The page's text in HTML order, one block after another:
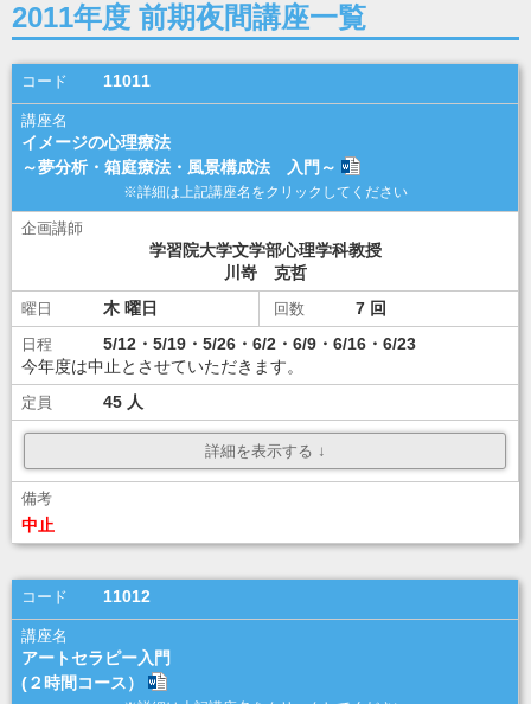
2011年度 前期夜間講座一覧
11011
イメージの心理療法
～夢分析・箱庭療法・風景構成法 入門～
学習院大学文学部心理学科教授
川嵜 克哲
木
7
5/12・5/19・5/26・6/2・6/9・6/16・6/23
今年度は中止とさせていただきます。
45
中止
11012
アートセラピー入門
(２時間コース）